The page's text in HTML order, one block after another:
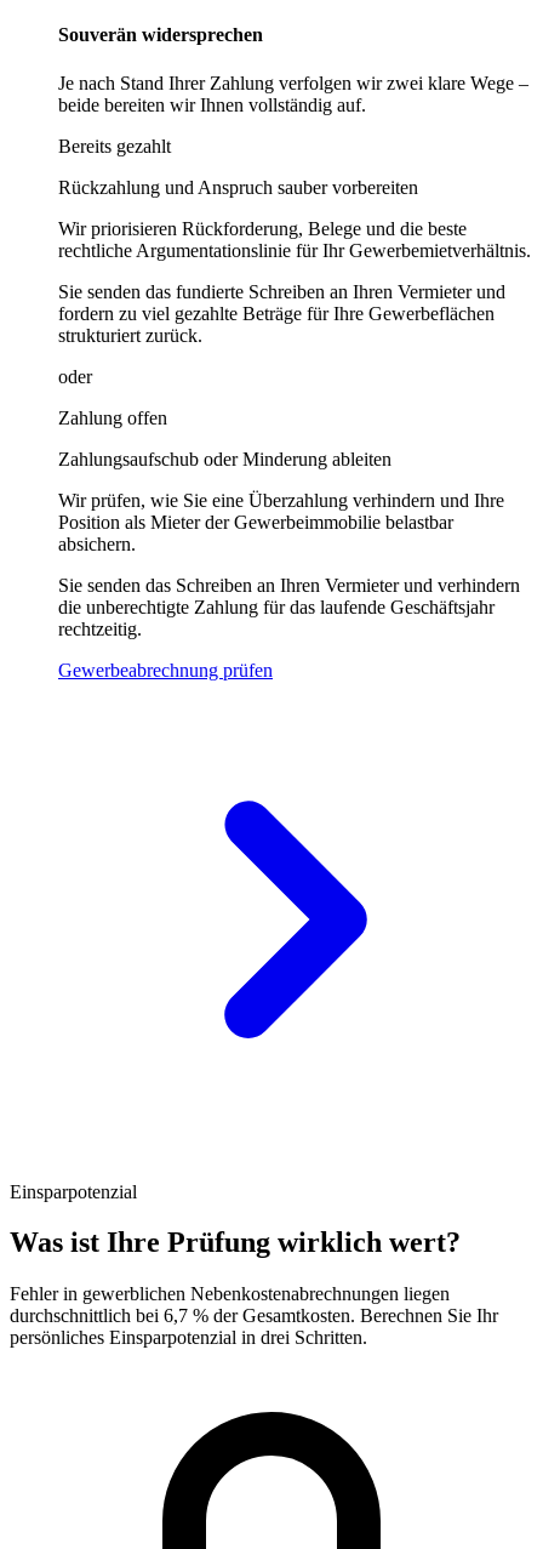
Souverän widersprechen
Je nach Stand Ihrer Zahlung verfolgen wir zwei klare Wege –
beide bereiten wir Ihnen vollständig auf.
Bereits gezahlt
Rückzahlung und Anspruch sauber vorbereiten
Wir priorisieren Rückforderung, Belege und die beste
rechtliche Argumentationslinie für Ihr Gewerbemietverhältnis.
Sie senden das fundierte Schreiben an Ihren Vermieter und
fordern zu viel gezahlte Beträge für Ihre Gewerbeflächen
strukturiert zurück.
oder
Zahlung offen
Zahlungsaufschub oder Minderung ableiten
Wir prüfen, wie Sie eine Überzahlung verhindern und Ihre
Position als Mieter der Gewerbeimmobilie belastbar
absichern.
Sie senden das Schreiben an Ihren Vermieter und verhindern
die unberechtigte Zahlung für das laufende Geschäftsjahr
rechtzeitig.
Gewerbeabrechnung prüfen
Einsparpotenzial
Was ist Ihre Prüfung wirklich wert?
Fehler in gewerblichen Nebenkostenabrechnungen liegen
durchschnittlich bei 6,7 % der Gesamtkosten. Berechnen Sie Ihr
persönliches Einsparpotenzial in drei Schritten.